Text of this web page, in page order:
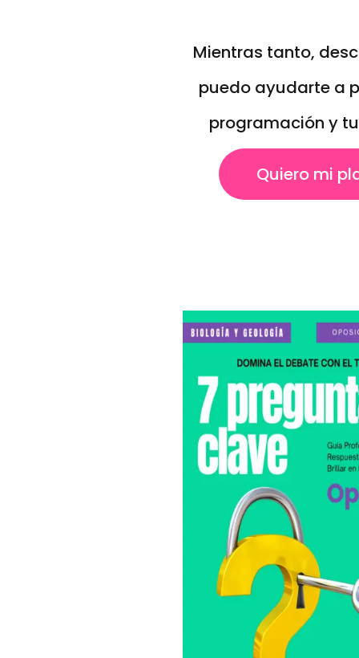
Mientras tanto,
puedo ayudarte a
programación y
Quiero mi